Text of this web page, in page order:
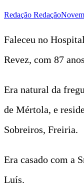
Redação Redação
Faleceu no
Revez, com 87
Era natural da
de Mértola, e
Sobreiros, Freiria.
Era casado com a
Luís.